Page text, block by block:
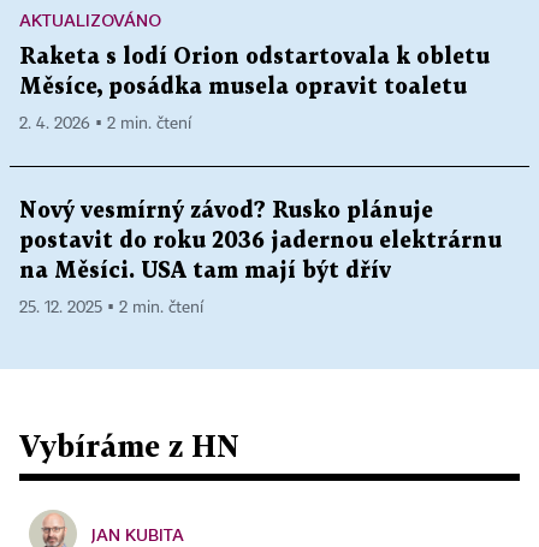
AKTUALIZOVÁNO
Raketa s lodí Orion odstartovala k obletu
Měsíce, posádka musela opravit toaletu
2. 4. 2026 ▪ 2 min. čtení
Nový vesmírný závod? Rusko plánuje
postavit do roku 2036 jadernou elektrárnu
na Měsíci. USA tam mají být dřív
25. 12. 2025 ▪ 2 min. čtení
Vybíráme z HN
JAN KUBITA